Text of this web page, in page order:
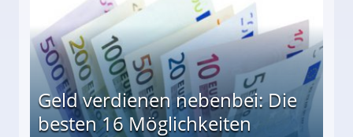
Geld verdienen nebenbei: Die
besten 16 Möglichkeiten